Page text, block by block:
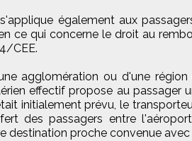
également aux
ce qui concerne le droit au
CEE.
agglomération ou d'une région
effectif propose au passager
initialement prévu, le
des passagers entre
destination proche convenue avec